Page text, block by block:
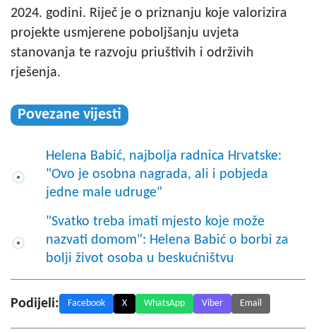
2024. godini. Riječ je o priznanju koje valorizira
projekte usmjerene poboljšanju uvjeta
stanovanja te razvoju priuštivih i održivih
rješenja.
Povezane vijesti
Helena Babić, najbolja radnica Hrvatske:
"Ovo je osobna nagrada, ali i pobjeda
jedne male udruge"
"Svatko treba imati mjesto koje može
nazvati domom": Helena Babić o borbi za
bolji život osoba u beskućništvu
Podijeli: Facebook X WhatsApp Viber Email